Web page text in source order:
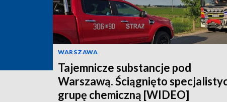
WARSZAWA
Tajemnicze substancje pod
Warszawą. Ściągnięto
grupę chemiczną [WIDEO]